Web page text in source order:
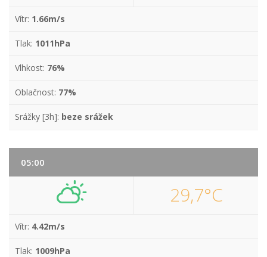
Vítr: 1.66m/s
Tlak: 1011hPa
Vlhkost: 76%
Oblačnost: 77%
Srážky [3h]: beze srážek
05:00
29,7°C
Vítr: 4.42m/s
Tlak: 1009hPa